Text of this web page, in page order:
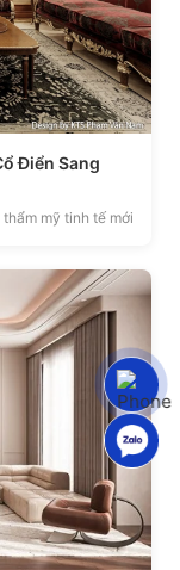
Điển Sang
mỹ tinh tế mới